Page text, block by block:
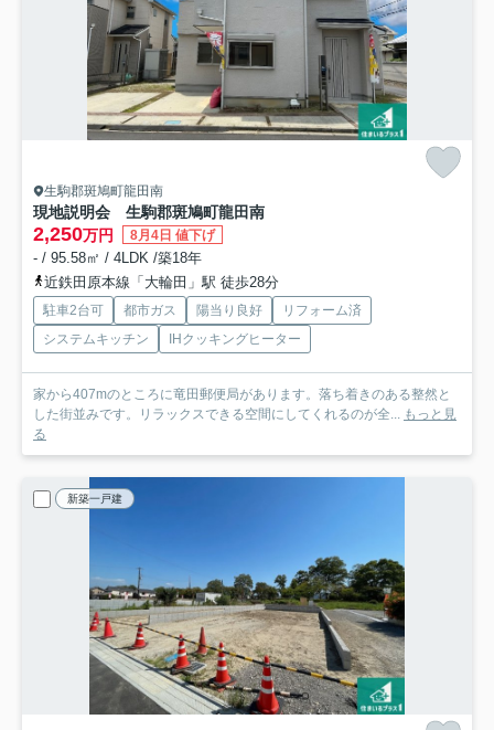
生駒郡斑鳩町龍田南
現地説明会 生駒郡斑鳩町龍田南
2,250万円 8月4日 値下げ
- / 95.58㎡ / 4LDK /築18年
近鉄田原本線「大輪田」駅 徒歩28分
駐車2台可 都市ガス 陽当り良好
リフォーム済
システムキッチン
IHクッキングヒーター
家から407mのところに竜田郵便局があります。落ち着きのある整然と
した街並みです。リラックスできる空間にしてくれるのが全... もっと見
る
新築一戸建